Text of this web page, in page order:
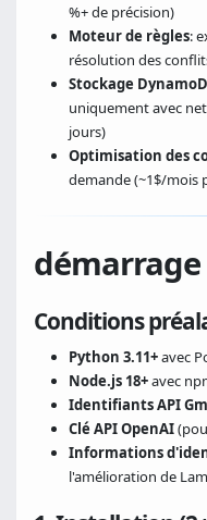
%+ de précision)
Moteur de règles:
résolution des
Stockage
uniquement avec
jours)
Optimisation des
demande (~1$/mois
Conditions
Python 3.11+avec
Node.js 18+avec
Identifiants API
Clé API OpenAI
Informations
l'amélioration de